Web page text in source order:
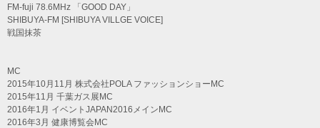
FM-fuji 78.6MHz 「GOOD DAY」
SHIBUYA-FM [SHIBUYA VILLGE VOICE]
戦国抹茶
MC
2015年10月11月 株式会社POLA ファッションショーMC
2015年11月 千葉ガス展MC
2016年1月 イベントJAPAN2016メインMC
2016年3月 健康博覧会MC